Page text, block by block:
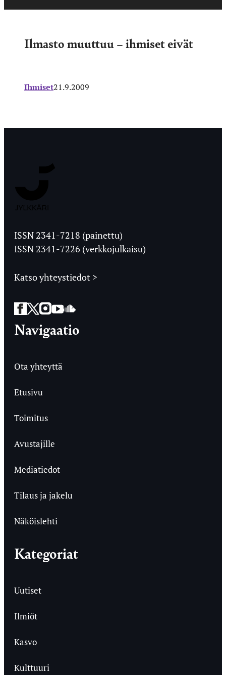
Ilmasto muuttuu – ihmiset eivät
Ihmiset21.9.2009
Ylioppilaslehti
ISSN 2341-7218 (painettu)
ISSN 2341-7226 (verkkojulkaisu)
Katso yhteystiedot >
Facebook
Twitter
Instagram
YouTube
SoundCloud
Navigaatio
Ota yhteyttä
Etusivu
Toimitus
Avustajille
Mediatiedot
Tilaus ja jakelu
Näköislehti
Kategoriat
Uutiset
Ilmiöt
Kasvo
Kulttuuri